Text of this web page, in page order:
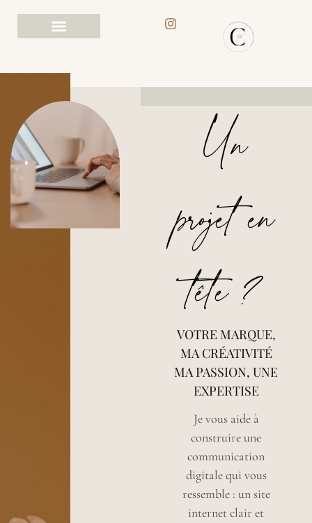
Un
projet en
tête ?
VOTRE MARQUE,
MA CRÉATIVITÉ
MA PASSION, UNE
EXPERTISE
Je vous aide à
construire une
communication
digitale qui vous
ressemble : un site
internet clair et